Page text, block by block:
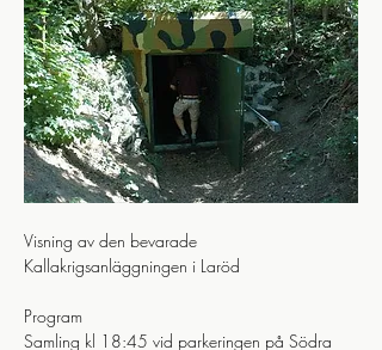
Visning av den bevarade
Kallakrigsanläggningen i Laröd
Program
Samling kl 18:45 vid parkeringen på Södra